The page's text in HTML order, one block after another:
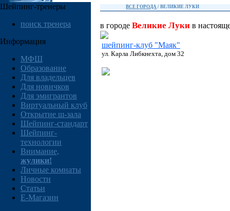
Шейпинг-тренеры
поиск тренера
Информация
МФШ
Образование
Для владельцев
Для новичков
Для эмигрантов
Виртуальный клуб
Открытие ш-зала
Шейпинг-стандарт
Шейпинг-
технологии
Внимание,
жулики!
Личные комнаты
Новости
Статьи
E-Магазин
ВСЕ ГОРОДА /ВЕЛИКИЕ ЛУКИ
в городе Великие Луки в
шейпинг-клуб "Маяк"
ул. Карла Либкнехта, дом 32